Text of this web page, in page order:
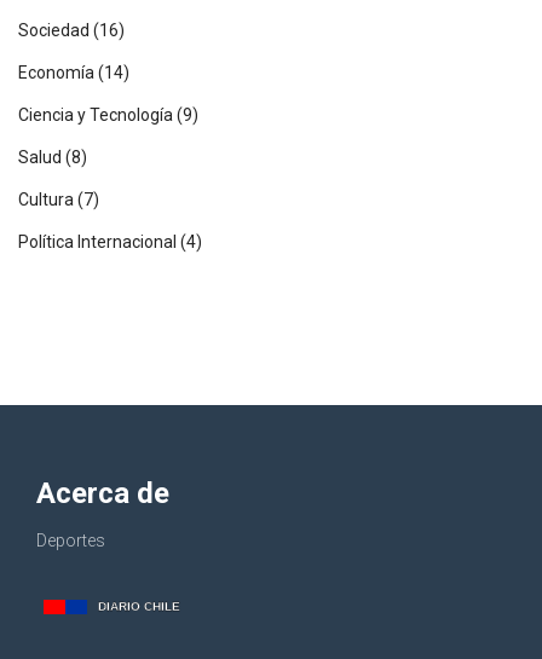
Sociedad (16)
Economía(14)
Ciencia y Tecnología(9)
Salud (8)
Cultura(7)
Política Internacional (4)
Acerca de
Deportes